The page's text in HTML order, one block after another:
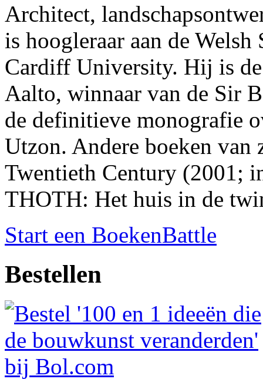
Architect,
is hoogleraar aan de
Cardiff University. Hij is
Aalto, winnaar van de Sir
de definitieve monografie
Utzon. Andere boeken
Twentieth Century (2001;
THOTH: Het huis in de
Start een BoekenBattle
Bestellen